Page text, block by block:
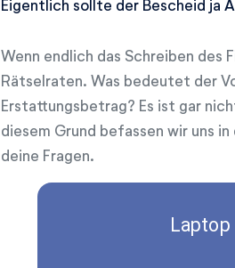
Eigentlich sollte der Bescheid ja
Wenn endlich das Schreiben
Rätselraten. Was bedeutet der
Erstattungsbetrag? Es ist gar
diesem Grund befassen wir uns
deine Fragen.
Laptop